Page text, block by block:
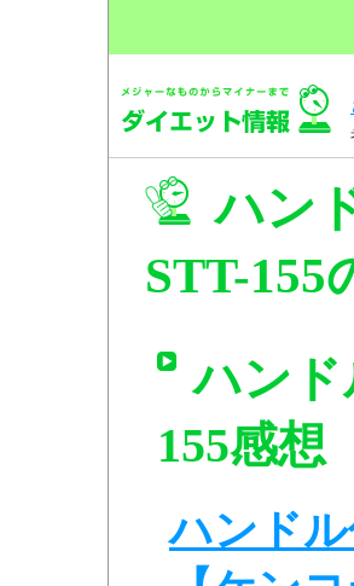
ハン
STT-155
ハンド
155感想
ハンド